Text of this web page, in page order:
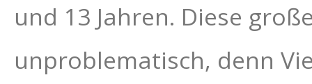
und 13 Jahren. Diese
unproblematisch, denn